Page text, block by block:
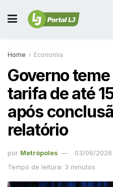
Home Economia
Governo
tarifa de até
após
relatório
por Metrópoles
03/06/2026
Tempo de leitura: 3 minutos